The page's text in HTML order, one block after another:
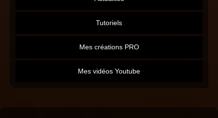
Tutoriels
Mes créations PRO
Mes vidéos Youtube